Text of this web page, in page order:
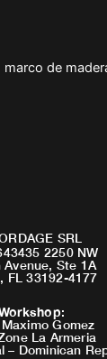
de
SRL
2250 NW
Avenue, Ste 1A
FL 33192-4177
:
Gomez
La Armeria
– Dominican